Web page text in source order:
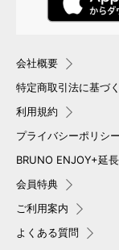
会社概要
特定商取引法に基づ
利用規約
プライバシーポリシー
BRUNO ENJOY+延
会員特典
ご利用案内
よくある質問